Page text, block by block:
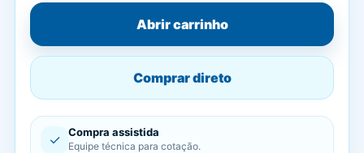
Abrir carrinho
Comprar direto
✓ Compra assistida
Equipe técnica para cotação.